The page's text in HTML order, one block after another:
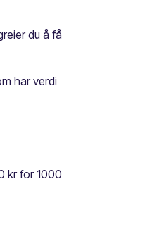
du å få
har verdi
kr for 1000